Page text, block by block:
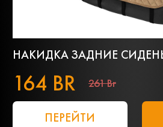
НАКИДКА ЗАДНИЕ
164 BR 261 Br
ПЕРЕЙТИ